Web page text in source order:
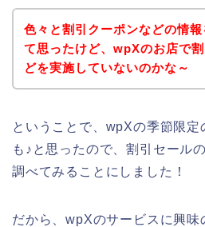
色々と割引クーポンなどの情
て思ったけど、wpXのお店で
どを実施していないのかな～
ということで、wpXの季節限
も♪と思ったので、割引セール
調べてみることにしました！
だから、wpXのサービスに興味